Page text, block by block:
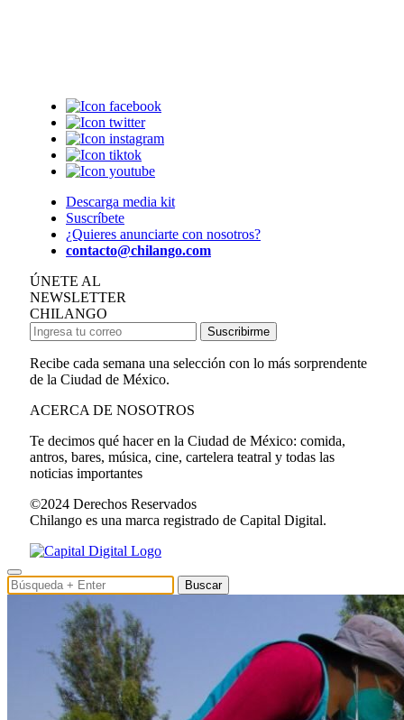
Descarga media kit
Suscríbete
¿Quieres anunciarte con nosotros?
contacto@chilango.com
ÚNETE AL
NEWSLETTER
CHILANGO
Suscribirme
Recibe cada semana una selección con lo más sorprendente
de la Ciudad de México.
ACERCA DE NOSOTROS
Te decimos qué hacer en la Ciudad de México: comida,
antros, bares, música, cine, cartelera teatral y todas las
noticias importantes
©2024 Derechos Reservados
Chilango es una marca registrado de Capital Digital.
Buscar